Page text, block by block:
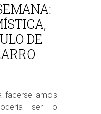
DE
facerse amos
ser o